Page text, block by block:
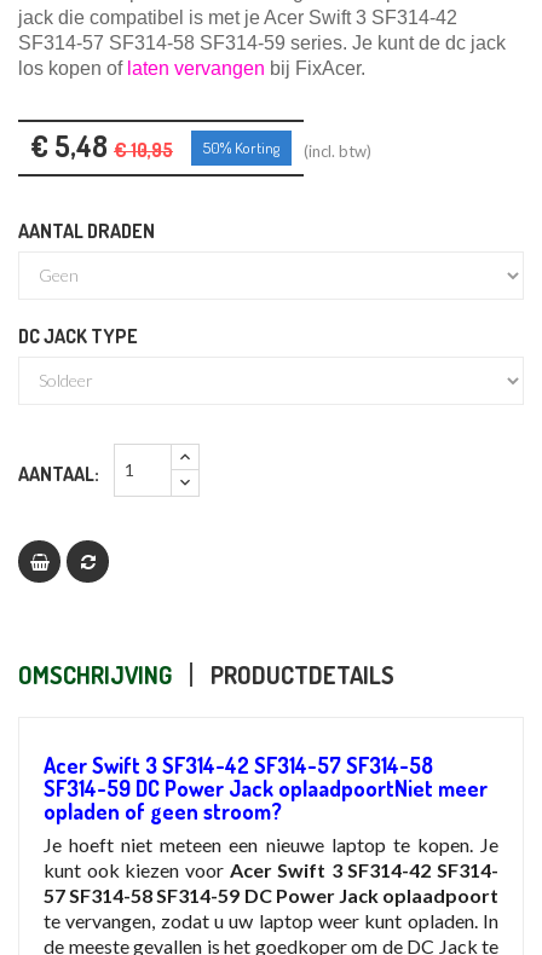
jack die compatibel is met je Acer Swift 3 SF314-42
SF314-57 SF314-58 SF314-59 series. Je kunt de dc jack
los kopen of laten vervangen bij FixAcer.
€ 5,48 € 10,95 50% Korting (incl. btw)
AANTAL DRADEN
DC JACK TYPE
AANTAAL:
OMSCHRIJVING PRODUCTDETAILS
Acer Swift 3 SF314-42 SF314-57 SF314-58
SF314-59 DC Power Jack oplaadpoortNiet meer
opladen of geen stroom?
Je hoeft niet meteen een nieuwe laptop te kopen. Je
kunt ook kiezen voor Acer Swift 3 SF314-42 SF314-
57 SF314-58 SF314-59 DC Power Jack oplaadpoort
te vervangen, zodat u uw laptop weer kunt opladen. In
de meeste gevallen is het goedkoper om de DC Jack te